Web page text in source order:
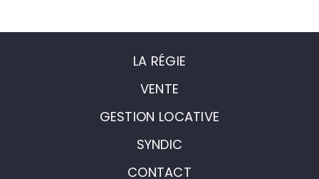
LA RÉGIE
VENTE
GESTION LOCATIVE
SYNDIC
CONTACT